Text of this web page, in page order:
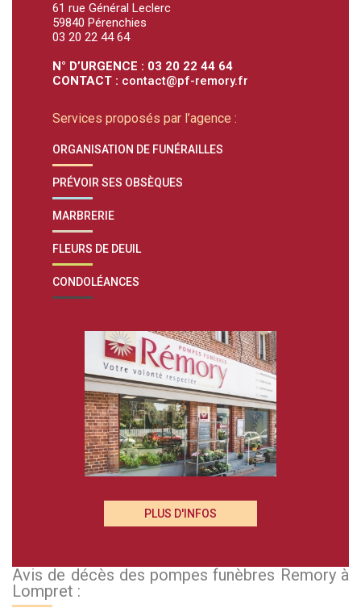
61 rue Général Leclerc
59840 Pérenchies
03 20 22 44 64
N° D’URGENCE : 03 20 22 44 64
CONTACT : contact@pf-remory.fr
Services proposés par l’agence :
ORGANISATION DE FUNÉRAILLES
PRÉVOIR SES OBSÈQUES
MARBRERIE
FLEURS DE DEUIL
CONDOLÉANCES
PLUS D'INFOS
Avis de décès des pompes funèbres Remory à
Lompret :